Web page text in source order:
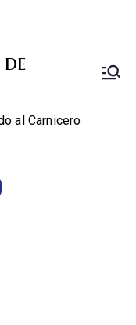
al Carnicero